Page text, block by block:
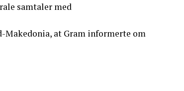
samtaler med
Makedonia, at Gram informerte om